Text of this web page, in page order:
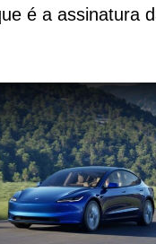
é a assinatura